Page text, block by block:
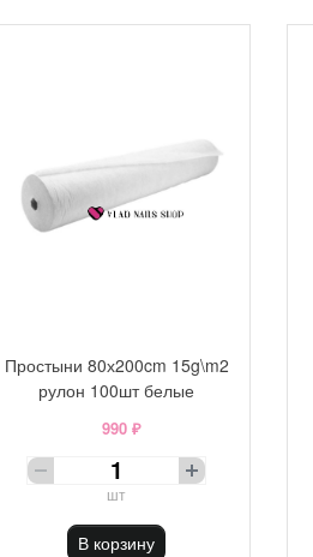
Простыни 80х200cm 15g\m2
рулон 100шт белые
990 ₽
шт
В корзину